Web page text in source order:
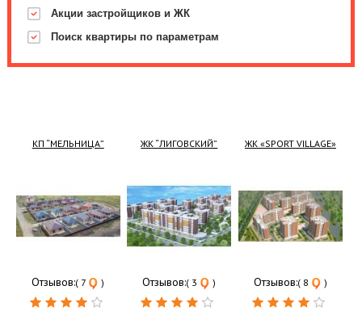
Акции застройщиков и ЖК
Поиск квартиры по параметрам
КП “МЕЛЬНИЦА”
Отзывов:( 7 )
ЖК “ЛИГОВСКИЙ”
Отзывов:( 3 )
ЖК «SPORT VILLAGE»
Отзывов:( 8 )